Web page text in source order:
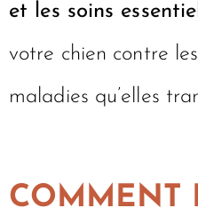
et les soins
votre chien contre
maladies qu’elles
COMMENT